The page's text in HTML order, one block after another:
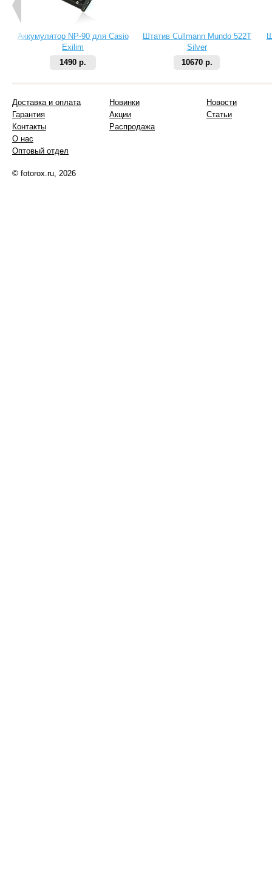
Аккумулятор NP-90 для Casio
Exilim
1490 р.
Штатив Cullmann Mundo 522T
Silver
10670 р.
Доставка и оплата
Гарантия
Контакты
О нас
Оптовый отдел
Новинки
Акции
Распродажа
Новости
Статьи
© fotorox.ru, 2026